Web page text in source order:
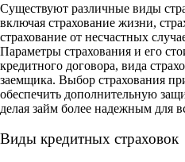
Существуют различные виды
включая страхование жизни,
страхование от несчастных
Параметры страхования и его
кредитного договора, вида
заемщика. Выбор страхования
обеспечить дополнительную
делая займ более надежным для
Виды кредитных страховок